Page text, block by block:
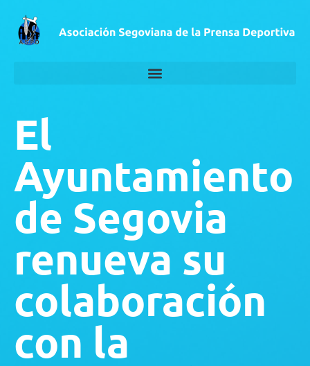
El
Ayuntamiento
de Segovia
renueva su
colaboración
con la